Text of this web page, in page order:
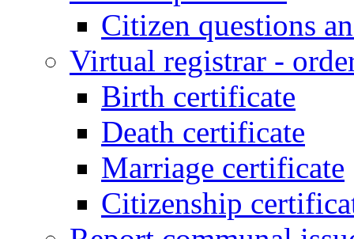
Citizen questions
Virtual registrar -
Birth certificate
Death certificate
Marriage certificate
Citizenship